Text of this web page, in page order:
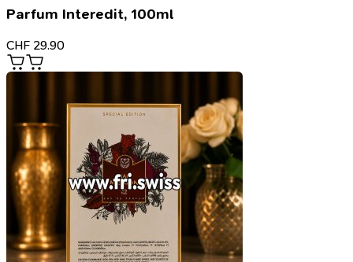
Parfum Interedit, 100ml
CHF 29.90